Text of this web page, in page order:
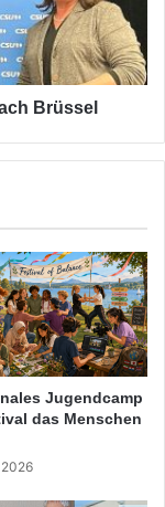
Brüssel
Jugendcamp
das Menschen